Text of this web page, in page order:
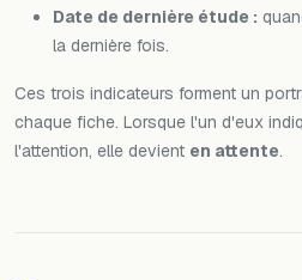
Date de dernière étude :
la dernière fois.
Ces trois indicateurs forment un
chaque fiche. Lorsque l'un d'eux
l'attention, elle devient en attente.